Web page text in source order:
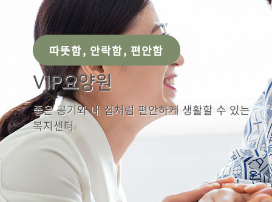
따뜻함, 안락함, 편안함
VIP요양원
좋은 공기와 내 집처럼 편안하게 생활할 수 있는
복지센터